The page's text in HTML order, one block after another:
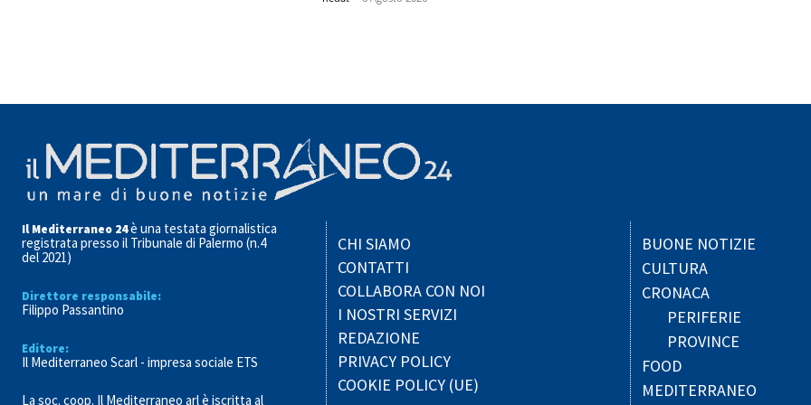
Il Mediterraneo 24è una testata giornalistica
registrata presso il Tribunale di Palermo (n.4
del 2021)
Direttore responsabile:
Filippo Passantino
Editore:
Il Mediterraneo Scarl - impresa sociale ETS
La soc. coop. Il Mediterraneo arl è iscritta al
CHI SIAMO
CONTATTI
COLLABORA CON NOI
I NOSTRI SERVIZI
REDAZIONE
PRIVACY POLICY
COOKIE POLICY (UE)
BUONE NOTIZIE
CULTURA
CRONACA
PERIFERIE
PROVINCE
FOOD
MEDITERRANEO